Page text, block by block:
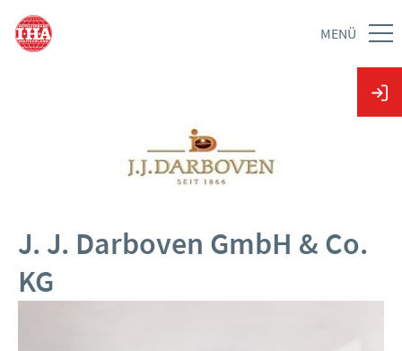
MENÜ
J. J. Darboven GmbH & Co.
KG